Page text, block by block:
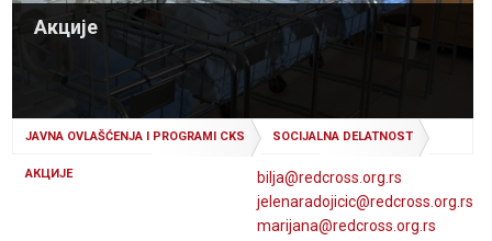
Акције
JAVNA OVLAŠĆENJA I PROGRAMI CKS SOCIJALNA DELATNOST
АКЦИЈЕ bilja@redcross .org .rs
jelenaradojicic@redcross .org .rs
marijana@redcross .org .rs